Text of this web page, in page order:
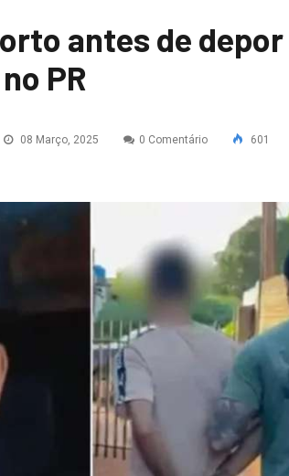
antes de
PR
08 Março, 2025 0 Comentário 601